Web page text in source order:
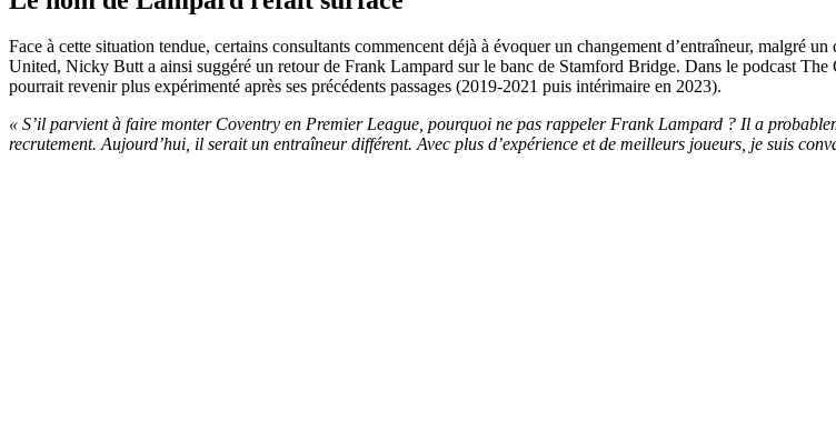
Face à cette situation tendue, certains consultants commencent déjà à évoquer un changement d’entraîneur, malgré
United, Nicky Butt a ainsi suggéré un retour de Frank Lampard sur le banc de Stamford Bridge. Dans le podcast
pourrait revenir plus expérimenté après ses précédents passages (2019-2021 puis intérimaire en 2023).
« S’il parvient à faire monter Coventry en Premier League, pourquoi ne pas rappeler Frank Lampard ? Il a
recrutement. Aujourd’hui, il serait un entraîneur différent. Avec plus d’expérience et de meilleurs joueurs, je suis